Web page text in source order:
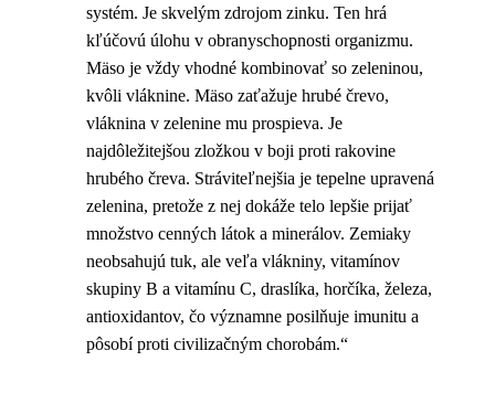
systém. Je skvelým zdrojom zinku. Ten hrá
kľúčovú úlohu v obranyschopnosti organizmu.
Mäso je vždy vhodné kombinovať so zeleninou,
kvôli vláknine. Mäso zaťažuje hrubé črevo,
vláknina v zelenine mu prospieva. Je
najdôležitejšou zložkou v boji proti rakovine
hrubého čreva. Stráviteľnejšia je tepelne upravená
zelenina, pretože z nej dokáže telo lepšie prijať
množstvo cenných látok a minerálov. Zemiaky
neobsahujú tuk, ale veľa vlákniny, vitamínov
skupiny B a vitamínu C, draslíka, horčíka, železa,
antioxidantov, čo významne posilňuje imunitu a
pôsobí proti civilizačným chorobám.“